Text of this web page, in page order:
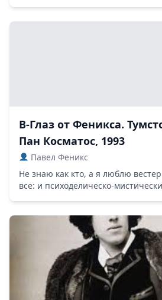
В-Глаз от Феникса.
Пан Косматос, 1993
Павел Феникс
Не знаю как кто, а я люблю
все: и психоделическо-